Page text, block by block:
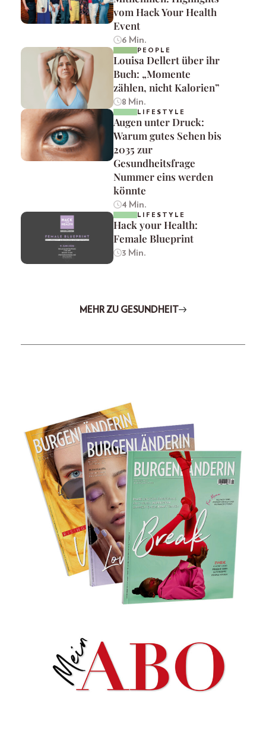
vom Hack Your Health
Event
6 Min.
PEOPLE
Louisa Dellert über ihr
Buch: „Momente
zählen, nicht Kalorien”
8 Min.
LIFESTYLE
Augen unter Druck:
Warum gutes Sehen bis
2035 zur
Gesundheitsfrage
Nummer eins werden
könnte
4 Min.
LIFESTYLE
Hack your Health:
Female Blueprint
3 Min.
MEHR ZU GESUNDHEIT